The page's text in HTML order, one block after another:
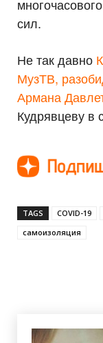
сил.
Не так давно
МузТВ,
Армана
Кудрявцеву в
TAGS COVID-19
самоизоляция